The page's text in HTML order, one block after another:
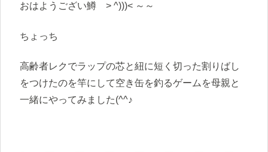
おはようござい鱒 > ^)))< ～～
ちょっち
高齢者レクでラップの芯と紐に短く切った割りばし
をつけたのを竿にして空き缶を釣るゲームを母親と
一緒にやってみました(^^♪